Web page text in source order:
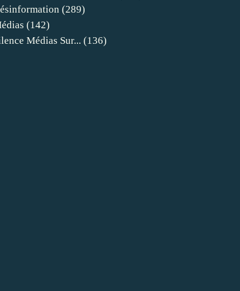
(289)
(142)
Médias Sur... (136)